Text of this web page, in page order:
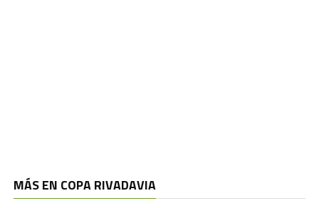
MÁS EN COPA RIVADAVIA